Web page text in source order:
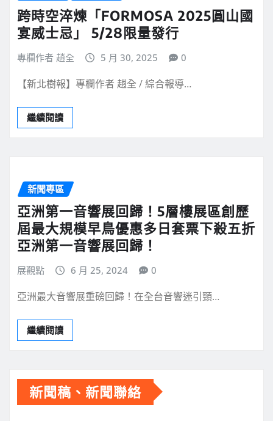
跨時空淬煉「FORMOSA 2025圓山國
宴威士忌」 5/28限量發行
專欄作者 趙全 5 月 30, 2025 0
【新北樹報】專欄作者 趙全 / 綜合報導…
繼續閱讀
新聞專區
亞洲第一音響展回歸！5層樓展區創歷
屆最大規模早鳥優惠多日套票下殺五折
亞洲第一音響展回歸！
展觀點 6 月 25, 2024 0
亞洲最大音響展重磅回歸！在全台音響迷引頸…
繼續閱讀
新聞稿、新聞聯絡